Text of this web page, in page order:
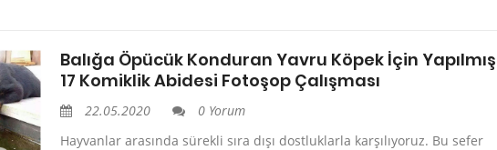
Balığa Öpücük Konduran Yavru Köpek İçin Yapılmış
17 Komiklik Abidesi Fotoşop Çalışması
22.05.2020
0 Yorum
Hayvanlar arasında sürekli sıra dışı dostluklarla karşılıyoruz. Bu sefer